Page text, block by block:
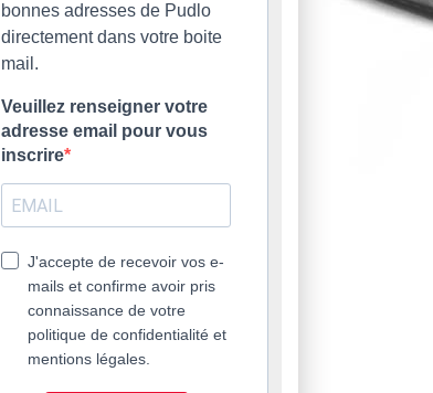
bonnes adresses de Pudlo
directement dans votre boite
mail.
Veuillez renseigner votre
adresse email pour vous
inscrire
J'accepte de recevoir vos e-
mails et confirme avoir pris
connaissance de votre
politique de confidentialité et
mentions légales.